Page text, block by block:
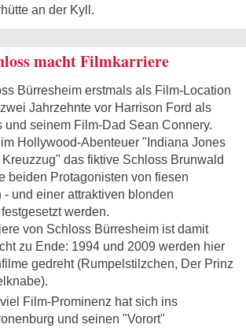
an der Kyll.
macht Filmkarriere
Bürresheim erstmals als Film-Location
Jahrzehnte vor Harrison Ford als
und seinem Film-Dad Sean Connery.
Hollywood-Abenteuer "Indiana Jones
das fiktive Schloss Brunwald
beiden Protagonisten von fiesen
- und einer attraktiven blonden
wer‍den.
von Schloss Bürresheim ist damit
zu Ende: 1994 und 2009 werden hier
gedreht (Rumpelstilzchen, Der Prinz
Film-Prominenz hat sich ins
und seinen "Vorort"